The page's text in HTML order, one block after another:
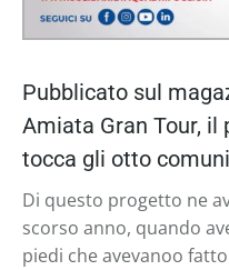
Pubblicato sul
Amiata Gran Tour, il
tocca gli otto
Di questo progetto ne
scorso anno, quando
piedi che avevanoo fatto